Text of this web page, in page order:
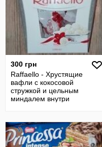
300 грн
Raffaello - Хрустящие
вафли с кокосовой
стружкой и цельным
миндалем внутри